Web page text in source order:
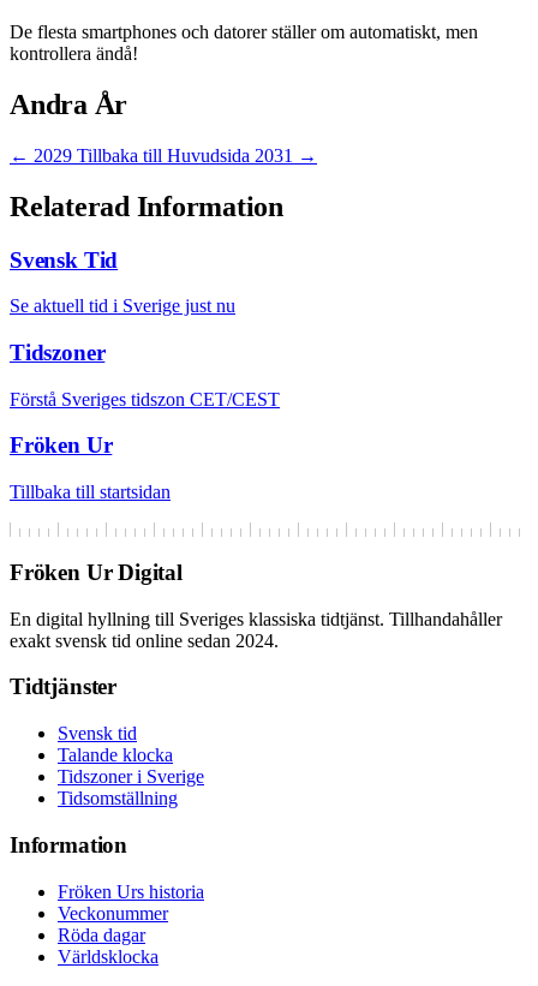
De flesta smartphones och datorer ställer om automatiskt, men
kontrollera ändå!
Andra År
← 2029 Tillbaka till Huvudsida 2031 →
Relaterad Information
Svensk Tid
Se aktuell tid i Sverige just nu
Tidszoner
Förstå Sveriges tidszon CET/CEST
Fröken Ur
Tillbaka till startsidan
Fröken Ur Digital
En digital hyllning till Sveriges klassiska tidtjänst. Tillhandahåller
exakt svensk tid online sedan 2024.
Tidtjänster
Svensk tid
Talande klocka
Tidszoner i Sverige
Tidsomställning
Information
Fröken Urs historia
Veckonummer
Röda dagar
Världsklocka